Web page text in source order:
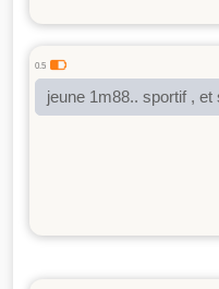
outdoors, you'll find me
passionate, curious,
in life and on two
0.5
jeune 1m88.. sportif ,